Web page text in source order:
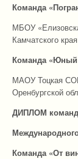
Команда
МБОУ
Камчатского края
Команда
МАОУ Тоцкая
Оренбургской
ДИПЛОМ
Команда «От